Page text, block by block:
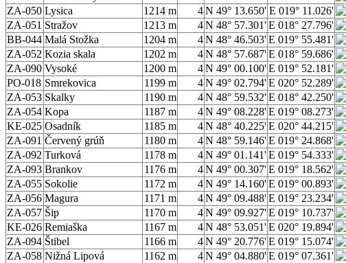
ZA-050 Lysica 1214 m 4N 49° 13.650' E 019° 11.026'
ZA-051 Stražov 1213 m 4N 48° 57.301'E 018° 27.796'
BB-044 Malá Stožka 1204 m 4N 48° 46.503'E 019° 55.481'
ZA-052 Kozia skala 1202 m 4N 48° 57.687'E 018° 59.686'
ZA-090 Vysoké 1200 m 4N 49° 00.100'E 019° 52.181'
PO-018 Smrekovica 1199 m 4N 49° 02.794'E 020° 52.289'
ZA-053 Skalky 1190 m 4N 48° 59.532'E 018° 42.250'
ZA-054 Kopa 1187 m 4N 49° 08.228'E 019° 08.273'
KE-025 Osadník 1185 m 4N 48° 40.225'E 020° 44.215'
ZA-091 Červený grúň 1180 m 4N 48° 59.146'E 019° 24.868'
ZA-092 Turková 1178 m 4N 49° 01.141'E 019° 54.333'
ZA-093 Brankov 1176 m 4N 49° 00.307'E 019° 18.562'
ZA-055 Sokolie 1172 m 4N 49° 14.160'E 019° 00.893'
ZA-056 Magura 1171 m 4N 49° 09.488'E 019° 23.234'
ZA-057 Šip 1170 m 4N 49° 09.927'E 019° 10.737'
KE-026 Remiaška 1167 m 4N 48° 53.051'E 020° 19.894'
ZA-094 Štibel 1166 m 4N 49° 20.776'E 019° 15.074'
ZA-058 Nižná Lipová 1162 m 4N 49° 04.880'E 019° 07.361'